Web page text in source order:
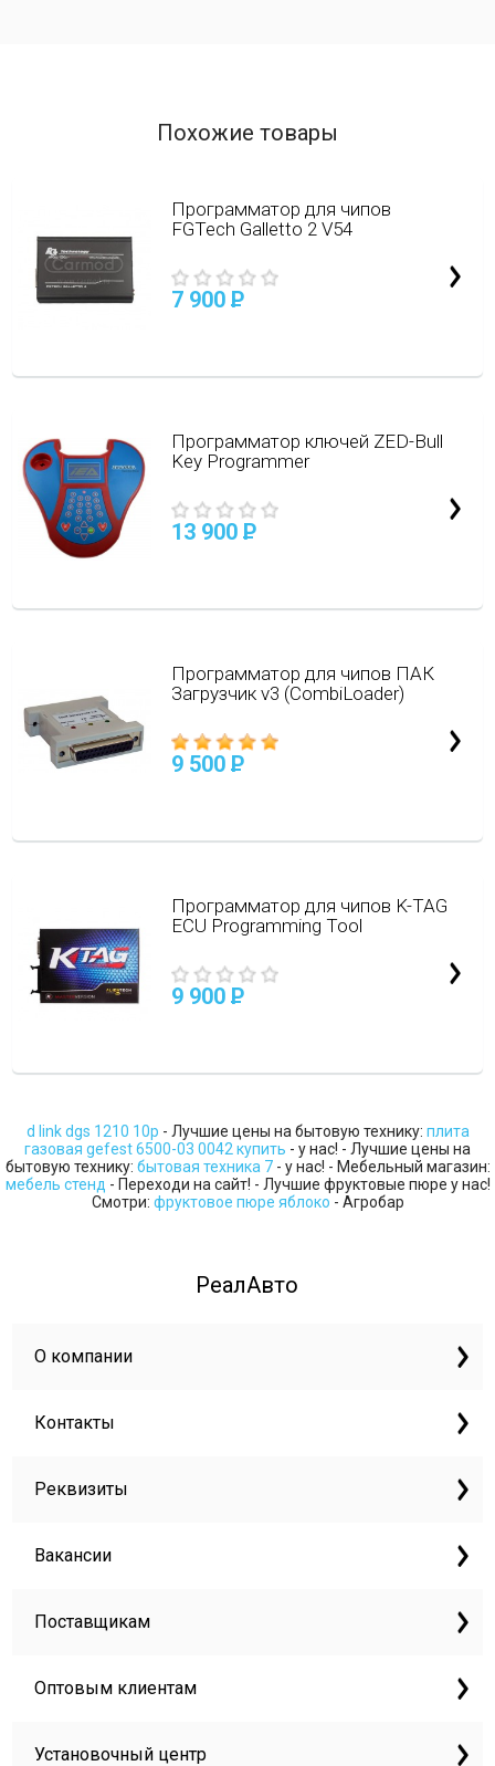
Похожие товары
Программатор для чипов
FGTech Galletto 2 V54
7 900 P
Программатор ключей ZED-Bull
Key Programmer
13 900 P
Программатор для чипов ПАК
Загрузчик v3 (CombiLoader)
9 500 P
Программатор для чипов K-TAG
ECU Programming Tool
9 900 P
d link dgs 1210 10p - Лучшие цены на бытовую технику: плита
газовая gefest 6500-03 0042 купить - у нас! - Лучшие цены на
бытовую технику: бытовая техника 7- у нас! - Мебельный магазин:
мебель стенд - Переходи на сайт! - Лучшие фруктовые пюре у нас!
Смотри: фруктовое пюре яблоко - Агробар
РеалАвто
О компании
Контакты
Реквизиты
Вакансии
Поставщикам
Оптовым клиентам
Установочный центр